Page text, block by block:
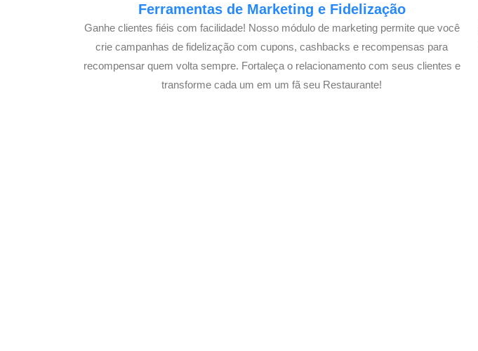
Ferramentas de Marketing e Fidelização
Ganhe clientes fiéis com facilidade! Nosso módulo de marketing permite que você
crie campanhas de fidelização com cupons, cashbacks e recompensas para
recompensar quem volta sempre. Fortaleça o relacionamento com seus clientes e
transforme cada um em um fã seu Restaurante!